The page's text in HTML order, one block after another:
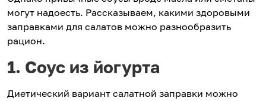
могут надоесть. Рассказываем, какими здоровыми
заправками для салатов можно разнообразить
рацион.
1. Соус из йогурта
Диетический вариант салатной заправки можно